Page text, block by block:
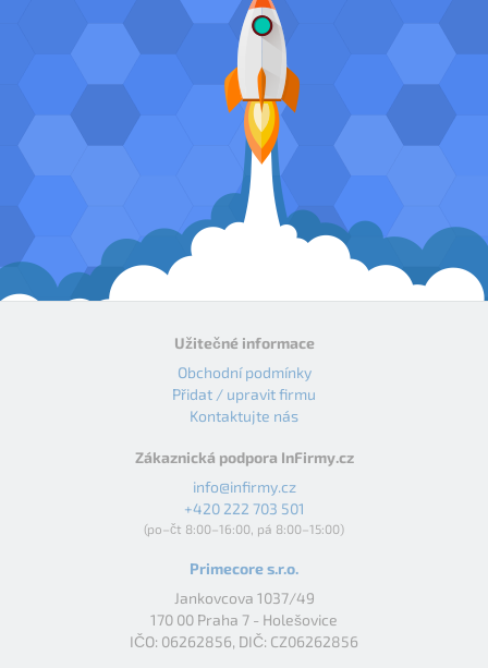
Užitečné informace
Obchodní podmínky
Přidat / upravit firmu
Kontaktujte nás
Zákaznická podpora InFirmy.cz
info@infirmy.cz
+420 222 703 501
(po–čt 8:00–16:00, pá 8:00–15:00)
Primecore s.r.o.
Jankovcova 1037/49
170 00 Praha 7 - Holešovice
IČO: 06262856, DIČ: CZ06262856